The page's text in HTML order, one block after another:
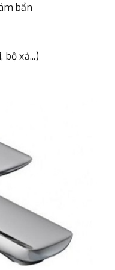
bẩn
bộ xả...)